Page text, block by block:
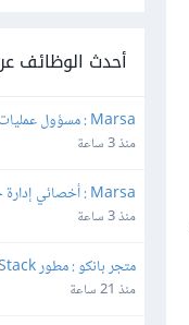
أحدث الوظائف
Support Lead
منذ 3 ساعة
Marsa : أخصائي إدارة حملات إعلانية Media Buyer
منذ 3 ساعة
متجر بانكو : مطور Full Stack
منذ 21 ساعة